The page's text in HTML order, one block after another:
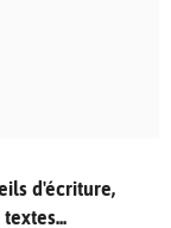
d'écriture,